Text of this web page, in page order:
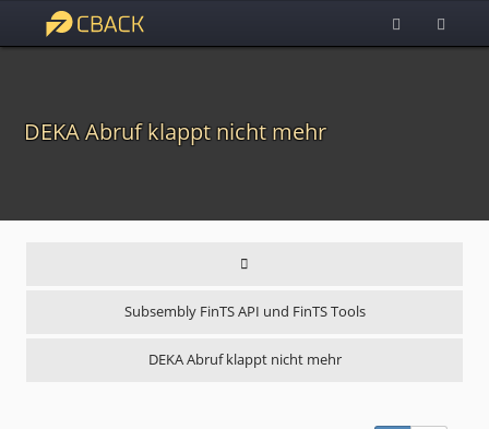
DEKA Abruf klappt nicht mehr
Subsembly FinTS API und FinTS Tools
DEKA Abruf klappt nicht mehr